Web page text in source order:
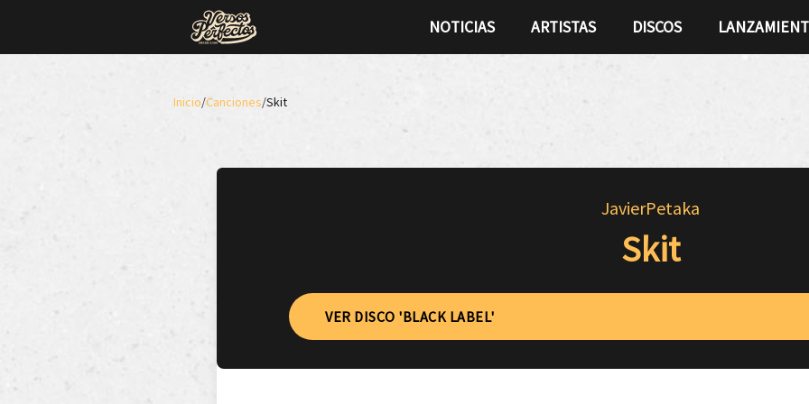
NOTICIAS ARTISTAS DISCOS
Inicio/Canciones/Skit
JavierPetaka
Skit
VER DISCO 'BLACK LABEL'